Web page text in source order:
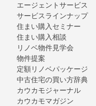
エージェントサービス
サービスラインナップ
住まい購入セミナー
住まい購入相談
リノベ物件見学会
物件提案
定額リノベパッケージ
中古住宅の買い方辞典
カウカモジャーナル
カウカモマガジン